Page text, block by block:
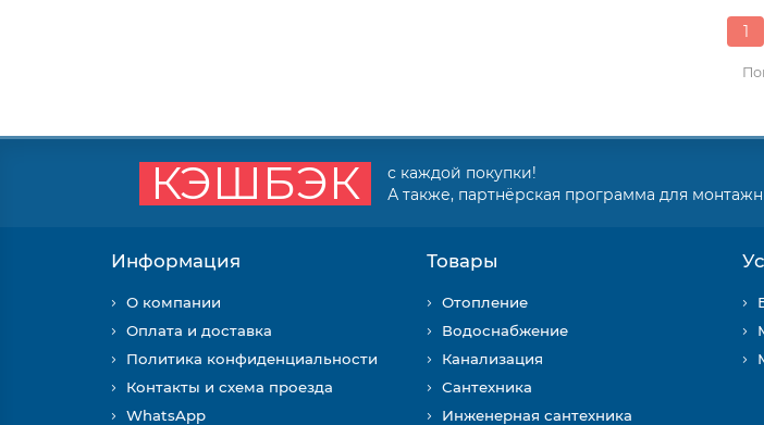
1
КЭШБЭК
с каждой покупки!
А также, партнёрская программа для
Информация
О компании
Оплата и доставка
Политика конфиденциальности
Контакты и схема проезда
WhatsApp
Товары
Отопление
Водоснабжение
Канализация
Сантехника
Инженерная сантехника